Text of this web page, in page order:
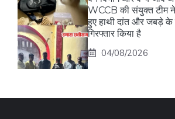
WCCB की संयुक्त टीम ने
हुए हाथी दांत और जबड़े के
गिरफ्तार किया है
04/08/2026